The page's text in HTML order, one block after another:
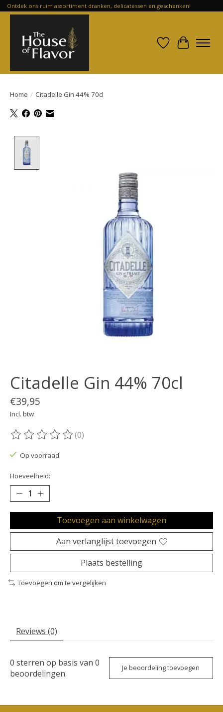
Ontdek ons ruim assortiment dranken, delicatessen en geschenken!
Verlanglijst
Home / Citadelle Gin 44% 70cl
Citadelle Gin 44% 70cl
€39,95
Incl. btw
De beoordeling van dit product is
(0)
Op voorraad
Hoeveelheid:
Toevoegen aan winkelwagen
Aan verlanglijst toevoegen
Plaats bestelling
Toevoegen om te vergelijken
Reviews (0)
0 sterren op basis van 0
beoordelingen
Je beoordeling toevoegen